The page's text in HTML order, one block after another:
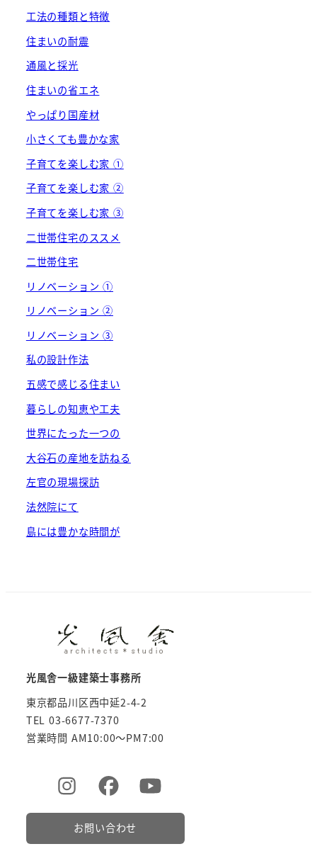
工法の種類と特徴
住まいの耐震
通風と採光
住まいの省エネ
やっぱり国産材
小さくても豊かな家
子育てを楽しむ家 ①
子育てを楽しむ家 ②
子育てを楽しむ家 ③
二世帯住宅のススメ
二世帯住宅
リノベーション ①
リノベーション ②
リノベーション ③
私の設計作法
五感で感じる住まい
暮らしの知恵や工夫
世界にたった一つの
大谷石の産地を訪ねる
左官の現場探訪
法然院にて
島には豊かな時間が
光風舎一級建築士事務所
東京都品川区西中延2-4-2
TEL 03-6677-7370
営業時間 AM10:00～PM7:00
お問い合わせ